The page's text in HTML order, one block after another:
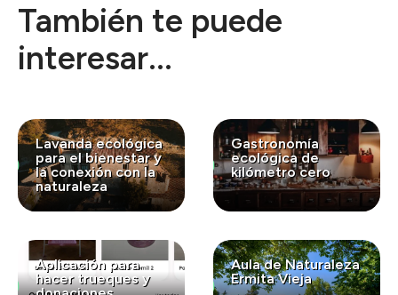
También te puede
interesar...
Lavanda ecológica
para el bienestar y
la conexión con la
naturaleza
Gastronomía
ecológica de
kilómetro cero
Aplicación para
hacer trueques y
Aula de Naturaleza
Ermita Vieja